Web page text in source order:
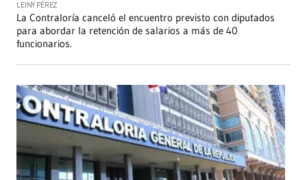
LEINY PÉREZ
La Contraloría canceló el encuentro previsto con diputados
para abordar la retención de salarios a más de 40
funcionarios.